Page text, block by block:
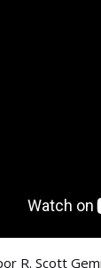
R. Scott